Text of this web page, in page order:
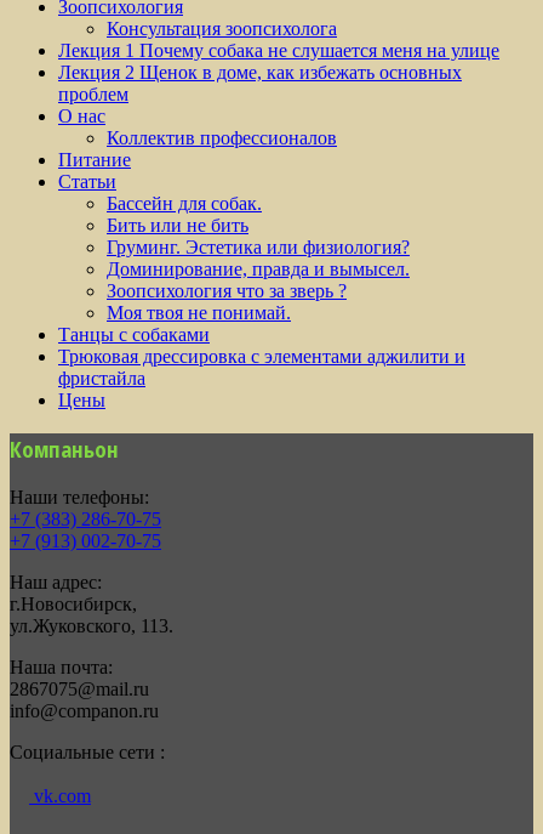
Зоопсихология
Консультация зоопсихолога
Лекция 1 Почему собака не слушается меня на улице
Лекция 2 Щенок в доме, как избежать основных
проблем
О нас
Коллектив профессионалов
Питание
Статьи
Бассейн для собак.
Бить или не бить
Груминг. Эстетика или физиология?
Доминирование, правда и вымысел.
Зоопсихология что за зверь ?
Моя твоя не понимай.
Танцы с собаками
Трюковая дрессировка с элементами аджилити и
фристайла
Цены
Компаньон
Наши телефоны:
+7 (383) 286-70-75
+7 (913) 002-70-75
Наш адрес:
г.Новосибирск,
ул.Жуковского, 113.
Наша почта:
2867075@mail.ru
info@companon.ru
Социальные сети :
vk.com